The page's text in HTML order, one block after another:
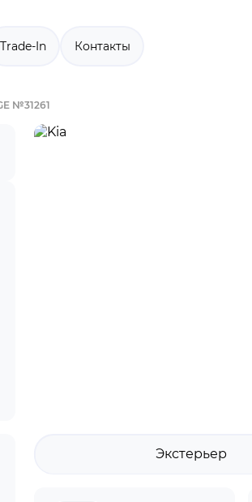
Trade-In Контакты
№31261
Экстерьер